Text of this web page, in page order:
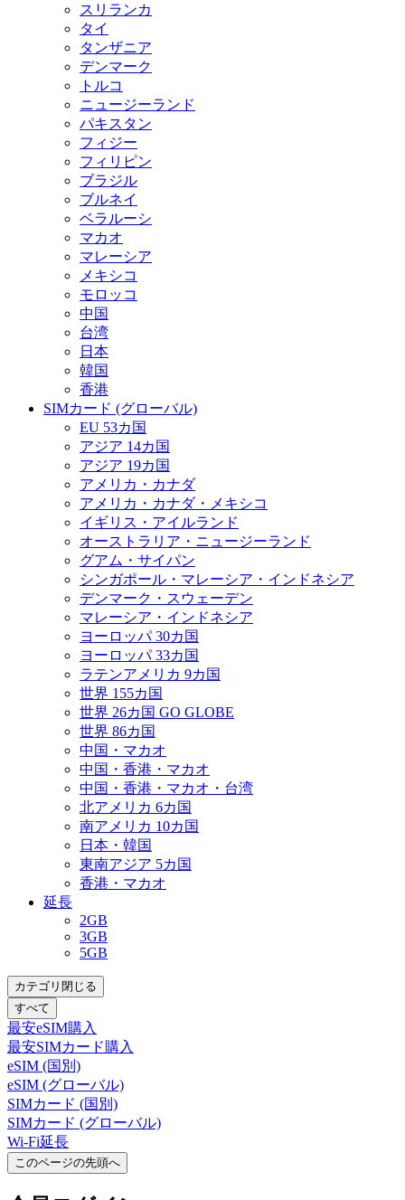
スリランカ
タイ
タンザニア
デンマーク
トルコ
ニュージーランド
パキスタン
フィジー
フィリピン
ブラジル
ブルネイ
ベラルーシ
マカオ
マレーシア
メキシコ
モロッコ
中国
台湾
日本
韓国
香港
SIMカード (グローバル)
EU 53カ国
アジア 14カ国
アジア 19カ国
アメリカ・カナダ
アメリカ・カナダ・メキシコ
イギリス・アイルランド
オーストラリア・ニュージーランド
グアム・サイパン
シンガポール・マレーシア・インドネシア
デンマーク・スウェーデン
マレーシア・インドネシア
ヨーロッパ 30カ国
ヨーロッパ 33カ国
ラテンアメリカ 9カ国
世界 155カ国
世界 26カ国 GO GLOBE
世界 86カ国
中国・マカオ
中国・香港・マカオ
中国・香港・マカオ・台湾
北アメリカ 6カ国
南アメリカ 10カ国
日本・韓国
東南アジア 5カ国
香港・マカオ
延長
2GB
3GB
5GB
カテゴリ閉じる
すべて
最安eSIM購入
最安SIMカード購入
eSIM (国別)
eSIM (グローバル)
SIMカード (国別)
SIMカード (グローバル)
Wi-Fi延長
このページの先頭へ